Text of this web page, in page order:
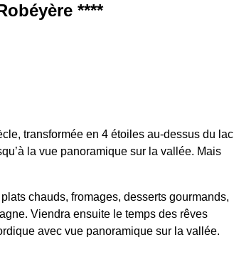
****
transformée en 4 étoiles au-dessus du lac
la vue panoramique sur la vallée. Mais
Viendra ensuite le temps des rêves
avec vue panoramique sur la vallée.